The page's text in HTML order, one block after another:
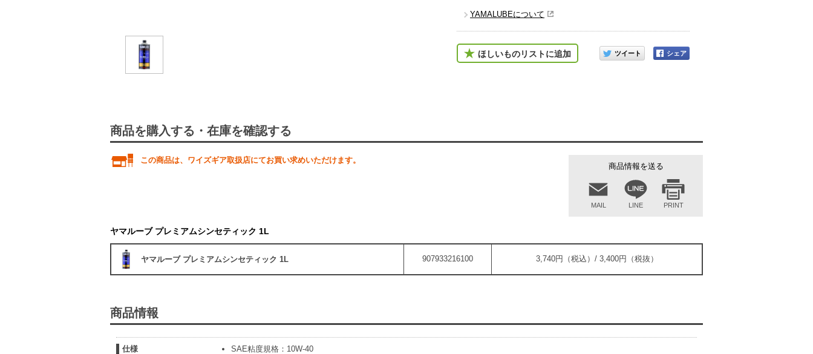
YAMALUBEについて
ほしいものリストに追加
このアイテムをシェアする
商品を購入する・在庫を確認する
商品情報を送る
MAIL LINE PRINT
この商品は、ワイズギア取扱店にてお買い求めいただけます。
ヤマルーブ プレミアムシンセティック 1L
ヤマルーブ プレミアムシンセティック 1L 907933216100 3,740円（税込）/ 3,400円（税抜）
商品情報
仕様
SAE粘度規格：10W-40